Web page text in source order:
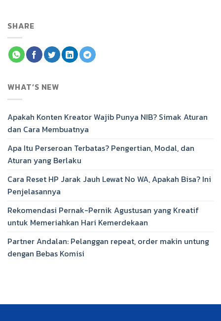
SHARE
WHAT’S NEW
Apakah Konten Kreator Wajib Punya NIB? Simak Aturan
dan Cara Membuatnya
Apa Itu Perseroan Terbatas? Pengertian, Modal, dan
Aturan yang Berlaku
Cara Reset HP Jarak Jauh Lewat No WA, Apakah Bisa? Ini
Penjelasannya
Rekomendasi Pernak-Pernik Agustusan yang Kreatif
untuk Memeriahkan Hari Kemerdekaan
Partner Andalan: Pelanggan repeat, order makin untung
dengan Bebas Komisi